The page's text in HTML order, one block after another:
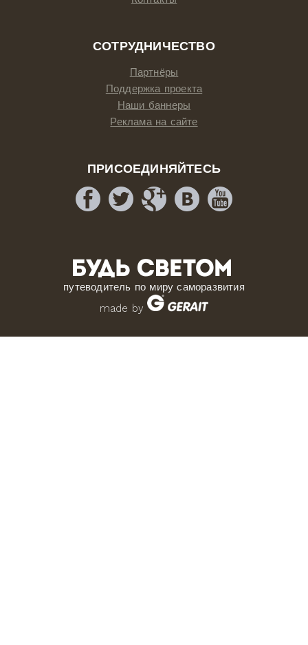
СОТРУДНИЧЕСТВО
Партнёры
Поддержка проекта
Наши баннеры
Реклама на сайте
ПРИСОЕДИНЯЙТЕСЬ
путеводитель по миру саморазвития
made by